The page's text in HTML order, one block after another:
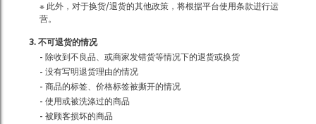
※ 此外，对于换货/退货的其他政策，将根据平台使用条款进行运
营。
3. 不可退货的情况
- 除收到不良品、或商家发错货等情况下的退货或换货
- 没有写明退货理由的情况
- 商品的标签、价格标签被撕开的情况
- 使用或被洗涤过的商品
- 被顾客损坏的商品